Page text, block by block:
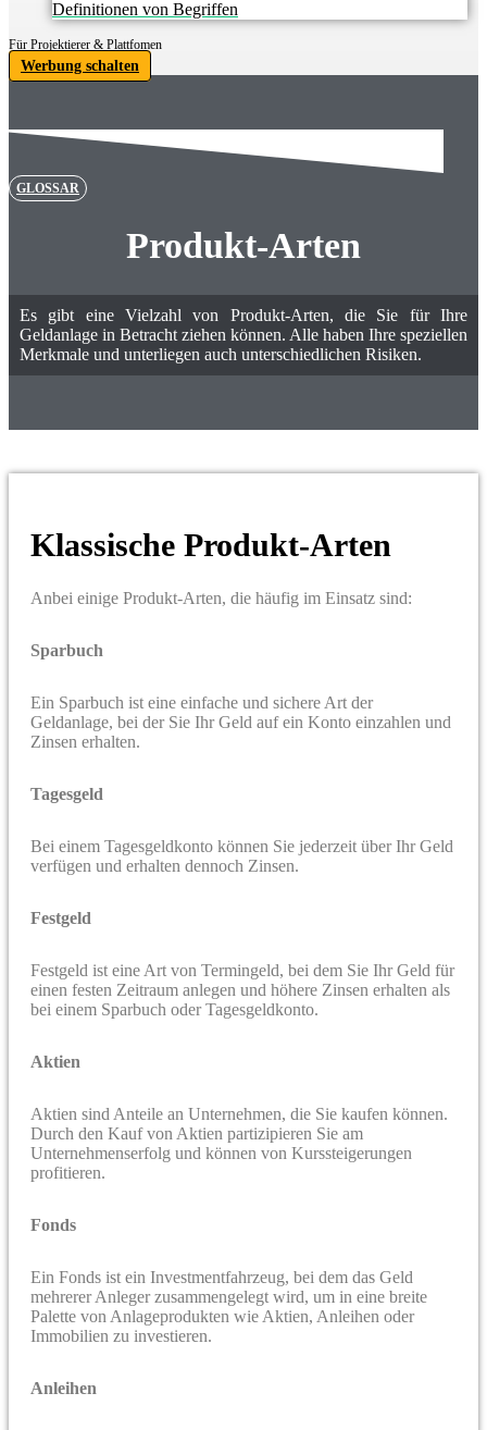
Definitionen von Begriffen
Für Projektierer & Plattfomen
Werbung schalten
GLOSSAR
Produkt-Arten
Es gibt eine Vielzahl von Produkt-Arten, die Sie für Ihre
Geldanlage in Betracht ziehen können. Alle haben Ihre speziellen
Merkmale und unterliegen auch unterschiedlichen Risiken.
Klassische Produkt-Arten
Anbei einige Produkt-Arten, die häufig im Einsatz sind:
Sparbuch
Ein Sparbuch ist eine einfache und sichere Art der
Geldanlage, bei der Sie Ihr Geld auf ein Konto einzahlen und
Zinsen erhalten.
Tagesgeld
Bei einem Tagesgeldkonto können Sie jederzeit über Ihr Geld
verfügen und erhalten dennoch Zinsen.
Festgeld
Festgeld ist eine Art von Termingeld, bei dem Sie Ihr Geld für
einen festen Zeitraum anlegen und höhere Zinsen erhalten als
bei einem Sparbuch oder Tagesgeldkonto.
Aktien
Aktien sind Anteile an Unternehmen, die Sie kaufen können.
Durch den Kauf von Aktien partizipieren Sie am
Unternehmenserfolg und können von Kurssteigerungen
profitieren.
Fonds
Ein Fonds ist ein Investmentfahrzeug, bei dem das Geld
mehrerer Anleger zusammengelegt wird, um in eine breite
Palette von Anlageprodukten wie Aktien, Anleihen oder
Immobilien zu investieren.
Anleihen